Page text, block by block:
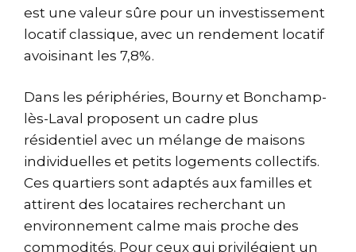
est une valeur sûre pour un investissement
locatif classique, avec un rendement locatif
avoisinant les 7,8%.
Dans les périphéries, Bourny et Bonchamp-
lès-Laval proposent un cadre plus
résidentiel avec un mélange de maisons
individuelles et petits logements collectifs.
Ces quartiers sont adaptés aux familles et
attirent des locataires recherchant un
environnement calme mais proche des
commodités. Pour ceux qui privilégient un